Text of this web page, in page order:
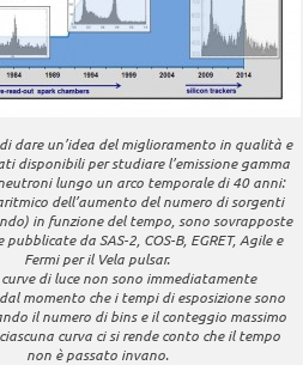
dare un’idea del miglioramento in qualità e
disponibili per studiare l’emissione gamma
lungo un arco temporale di 40 anni:
dell’aumento del numero di sorgenti
in funzione del tempo, sono sovrapposte
pubblicate da SAS-2, COS-B, EGRET, Agile e
Fermi per il Vela pulsar.
di luce non sono immediatamente
momento che i tempi di esposizione sono
il numero di bins e il conteggio massimo
curva ci si rende conto che il tempo
non è passato invano.